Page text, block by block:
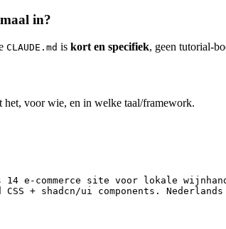
in?
CLAUDE.md is kort en specifiek, geen tutorial-
het, voor wie, en in welke taal/framework.
e-commerce site voor lokale
+ shadcn/ui components.